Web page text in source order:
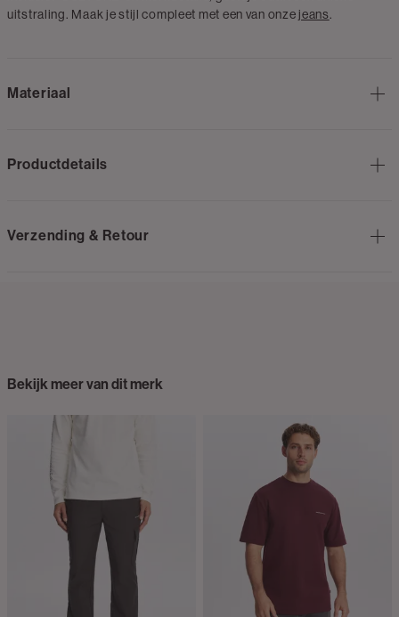
uitstraling. Maak je stijl compleet met een van onze jeans.
Materiaal
Productdetails
Verzending & Retour
Bekijk meer van dit merk